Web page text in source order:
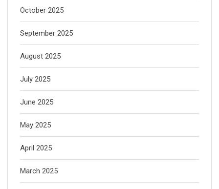
October 2025
September 2025
August 2025
July 2025
June 2025
May 2025
April 2025
March 2025